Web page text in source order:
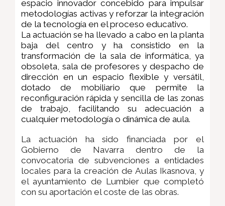
espacio innovador concebido para impulsar
metodologías activas y reforzar la integración
de la tecnología en el proceso educativo.
La actuación se ha llevado a cabo en la planta
baja del centro y ha consistido en la
transformación de la sala de informática, ya
obsoleta, sala de profesores y despacho de
dirección en un espacio flexible y versátil,
dotado de mobiliario que permite la
reconfiguración rápida y sencilla de las zonas
de trabajo, facilitando su adecuación a
cualquier metodología o dinámica de aula.
La actuación ha sido financiada por el
Gobierno de Navarra dentro de la
convocatoria de subvenciones a entidades
locales para la creación de Aulas Ikasnova, y
el ayuntamiento de Lumbier que completó
con su aportación el coste de las obras.